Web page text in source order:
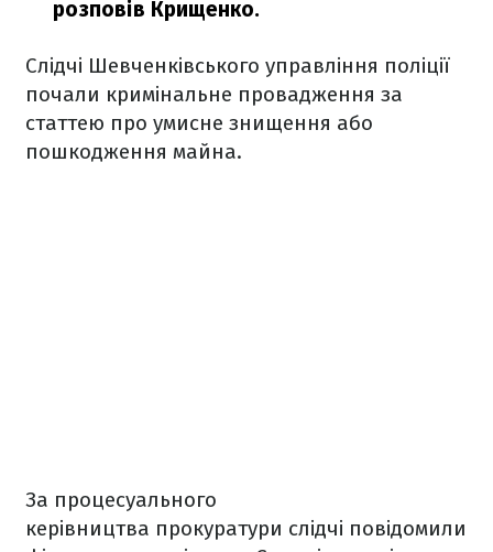
розповів Крищенко.
Слідчі Шевченківського управління поліції
почали кримінальне провадження за
статтею про умисне знищення або
пошкодження майна.
За процесуального
керівництва прокуратури слідчі повідомили